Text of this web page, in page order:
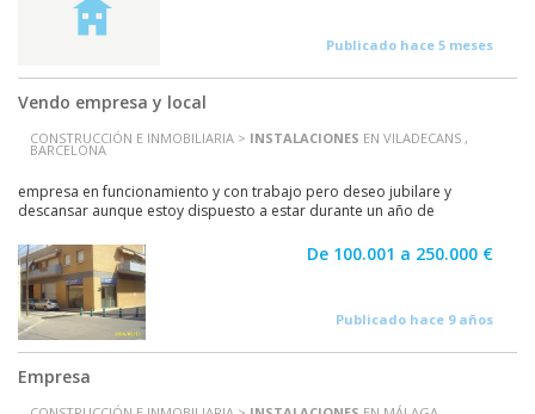
Publicado hace 5 meses
Vendo empresa y local
CONSTRUCCIÓN E INMOBILIARIA > INSTALACIONES EN VILADECANS ,
BARCELONA
empresa en funcionamiento y con trabajo pero deseo jubilare y
descansar aunque estoy dispuesto a estar durante un año de
De 100.001 a 250.000 €
Publicado hace 9 años
Empresa